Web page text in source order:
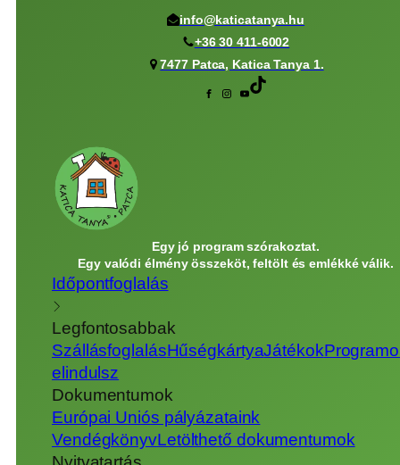
info@katicatanya.hu
+36 30 411-6002
7477 Patca, Katica Tanya 1.
Egy jó program szórakoztat.
Egy valódi élmény összeköt, feltölt és emlékké válik.
Időpontfoglalás
Legfontosabbak
SzállásfoglalásHűségkártyaJátékok
elindulsz
Dokumentumok
Európai Uniós pályázataink
VendégkönyvLetölthető dokumentumok